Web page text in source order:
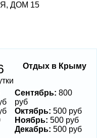
ДОМ 15
Отдых в Крыму
Сентябрь: 800
руб
Октябрь: 500 руб
Ноябрь: 500 руб
Декабрь: 500 руб